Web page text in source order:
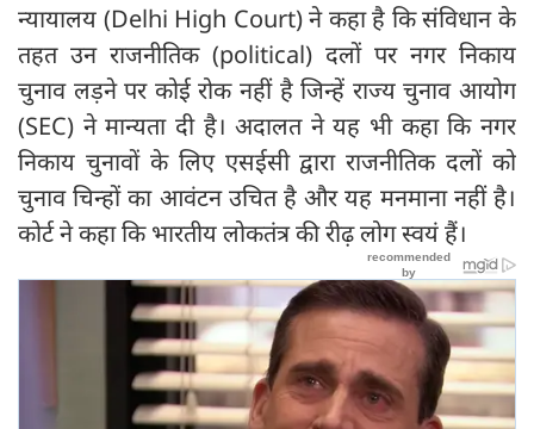
न्यायालय (Delhi High Court) ने कहा है कि संविधान के
तहत उन राजनीतिक (political) दलों पर नगर निकाय
चुनाव लड़ने पर कोई रोक नहीं है जिन्हें राज्य चुनाव आयोग
(SEC) ने मान्यता दी है। अदालत ने यह भी कहा कि नगर
निकाय चुनावों के लिए एसईसी द्वारा राजनीतिक दलों को
चुनाव चिन्हों का आवंटन उचित है और यह मनमाना नहीं है।
कोर्ट ने कहा कि भारतीय लोकतंत्र की रीढ़ लोग स्वयं हैं।